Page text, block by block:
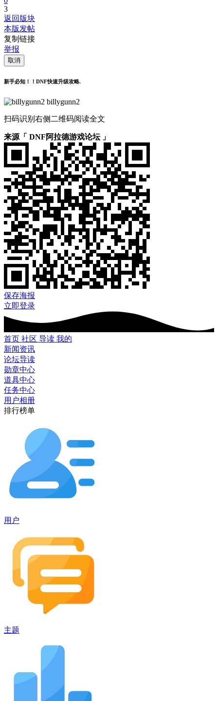
3
返回版块
本版发帖
复制链接
举报
取消
新手必知！！DNF快速升级攻略.
billygunn2
扫码识别右侧二维码阅读全文
来源「 DNF阿拉德游戏论坛 」
保存海报
立即登录
首页 社区 导读 我的
新闻资讯
论坛导读
勋章中心
道具中心
任务中心
用户相册
排行榜单
用户
主题